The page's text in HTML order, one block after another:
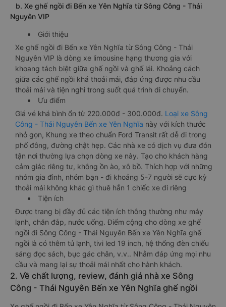
b. Xe ghế ngồi đi Bến xe Yên Nghĩa từ Sông Công - Thái
Nguyên VIP
Giới thiệu
Xe ghế ngồi đi Bến xe Yên Nghĩa từ Sông Công - Thái
Nguyên VIP là dòng xe limousine hạng thương gia với
khoang tách biệt giữa ghế ngồi và ghế lái. Khoảng cách
giữa các ghế ngồi khá thoải mái, đáp ứng được nhu cầu
thoải mái và tiện nghi trong suốt quá trình di chuyển.
Ưu điểm
Giá vé khá bình ổn từ 220.000đ - 300.000đ. Loại xe Sông
Công - Thái Nguyên Bến xe Yên Nghĩa này với kích thước
nhỏ gọn, Khung xe theo chuẩn Ford Transit rất dễ đi trong
phố đông, đường chật hẹp. Các nhà xe có dịch vụ đưa đón
tận nơi thường lựa chọn dòng xe này. Tạo cho khách hàng
cảm giác riêng tư, không ồn ào, xô bồ. Thích hợp với những
nhóm gia đình, nhóm bạn - đi khoảng 5-7 người sẽ cực kỳ
thoải mái không khác gì thuê hẳn 1 chiếc xe đi riêng
Tiện ích
Được trang bị đầy đủ các tiện ích thông thường như máy
lạnh, chăn đắp, nước uống. Điểm cộng cho dòng xe ghế
ngồi đi Sông Công - Thái Nguyên Bến xe Yên Nghĩa ghế
ngồi là có thêm tủ lạnh, tivi led 19 inch, hệ thống đèn chiếu
sáng đọc sách, bục gác chân, v.v.. Nhằm đáp ứng mọi nhu
cầu và mang lại sự thoải mái nhất cho hành khách.
2. Về chất lượng, review, đánh giá nhà xe Sông
Công - Thái Nguyên Bến xe Yên Nghĩa ghế ngồi